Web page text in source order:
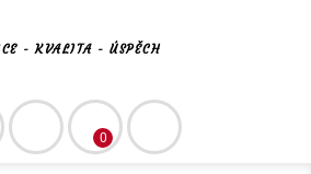
- KVALITA - ÚSPĚCH
0